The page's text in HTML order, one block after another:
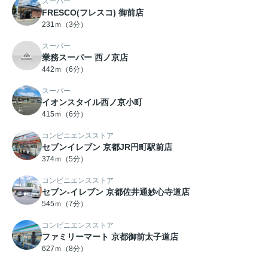
FRESCO(フレスコ) 御前店
231ｍ（3分）
スーパー
業務スーパー 西ノ京店
442ｍ（6分）
スーパー
イオンスタイル西ノ京小町
415ｍ（6分）
コンビニエンスストア
セブンイレブン 京都JR円町駅前店
374ｍ（5分）
コンビニエンスストア
セブン-イレブン 京都佐井通妙心寺道店
545ｍ（7分）
コンビニエンスストア
ファミリーマート 京都御前太子道店
627ｍ（8分）